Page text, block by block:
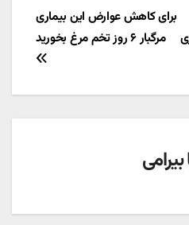
برای کاهش عوارض این بیماری
مرگبار ۶ روز تخم مرغ بخورید
بیرامی